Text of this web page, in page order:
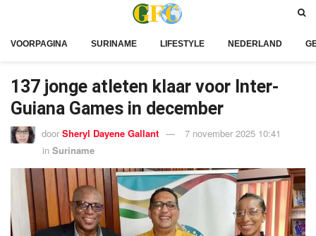
VOORPAGINA SURINAME LIFESTYLE NEDERLAND
137 jonge atleten klaar voor Inter-
Guiana Games in december
door Sheryl Dayene Gallant
7 november 2025 10:41
in Suriname